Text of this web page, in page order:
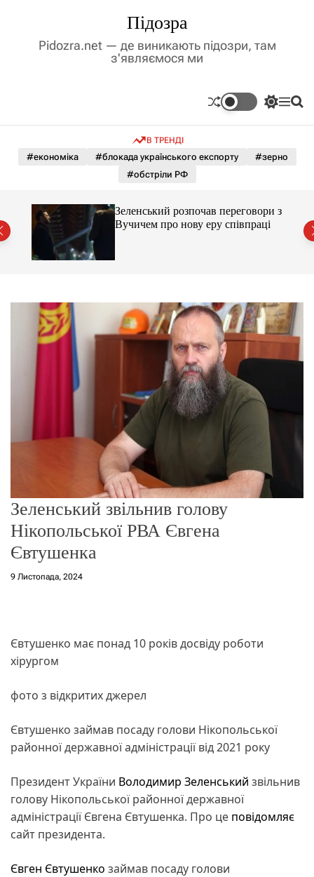
у
Підозра
Pidozra.net — де виникають підозри, там
з'являємося ми
П
м
к
о
о
г
о
р
е
и
м
у
М П
В ТРЕНДІ
#економіка #блокада українського експорту
#зерно
#обстріли РФ
Зеленський розпочав переговори з
Вучичем про нову еру співпраці
Зеленський звільнив голову
Нікопольської РВА Євгена
Євтушенка
9 Листопада, 2024
Євтушенко має понад 10 років досвіду роботи
хірургом
фото з відкритих джерел
Євтушенко займав посаду голови Нікопольської
районної державної адміністрації від 2021 року
Президент України Володимир Зеленський звільнив
голову Нікопольської районної державної
адміністрації Євгена Євтушенка. Про це повідомляє
сайт президента.
Євген Євтушенко займав посаду голови